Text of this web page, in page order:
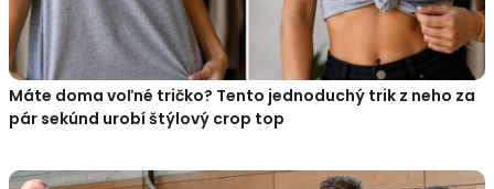
Máte doma voľné tričko? Tento jednoduchý trik z neho za
pár sekúnd urobí štýlový crop top